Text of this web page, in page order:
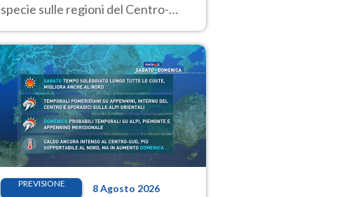
specie sulle regioni del Centro-
aree montuose
PREVISIONE 8 Agosto 2026